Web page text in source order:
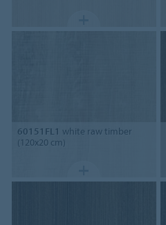
60151FL1 white raw timber
(120x20 cm)